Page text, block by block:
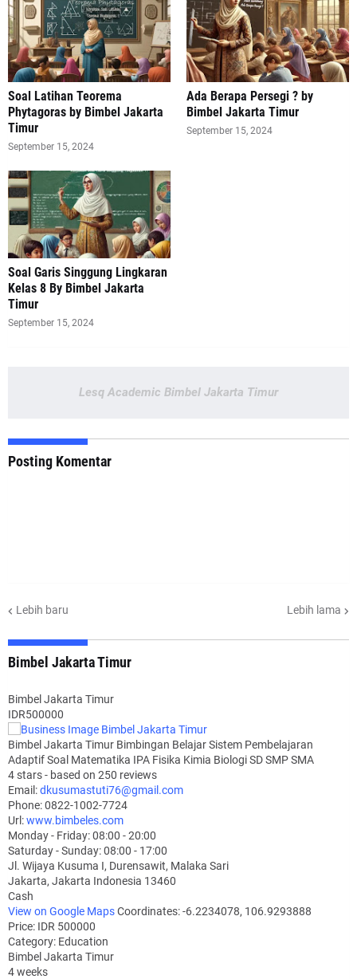
Soal Latihan Teorema
Phytagoras by Bimbel Jakarta
Timur
September 15, 2024
Ada Berapa Persegi ? by
Bimbel Jakarta Timur
September 15, 2024
Soal Garis Singgung Lingkaran
Kelas 8 By Bimbel Jakarta
Timur
September 15, 2024
Lesq Academic Bimbel Jakarta Timur
Posting Komentar
Lebih baru Lebih lama
Bimbel Jakarta Timur
Bimbel Jakarta Timur
IDR500000
Bimbel Jakarta Timur Bimbingan Belajar Sistem Pembelajaran
Adaptif Soal Matematika IPA Fisika Kimia Biologi SD SMP SMA
4 stars - based on 250 reviews
Email:dkusumastuti76@gmail.com
Phone:0822-1002-7724
Url:www.bimbeles.com
Monday - Friday: 08:00 - 20:00
Saturday - Sunday: 08:00 - 17:00
Jl. Wijaya Kusuma I, Durensawit, Malaka Sari
Jakarta, Jakarta Indonesia 13460
Cash
View on Google MapsCoordinates: -6.2234078, 106.9293888
Price: IDR 500000
Category: Education
Bimbel Jakarta Timur
4 weeks